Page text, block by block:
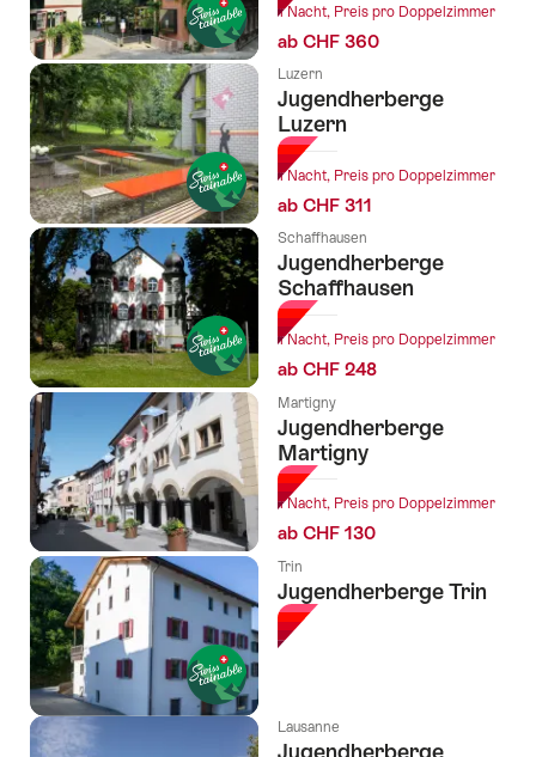
1 Nacht, Preis pro Doppelzimmer
ab CHF 360
Luzern
Jugendherberge
Luzern
1 Nacht, Preis pro Doppelzimmer
ab CHF 311
Schaffhausen
Jugendherberge
Schaffhausen
1 Nacht, Preis pro Doppelzimmer
ab CHF 248
Martigny
Jugendherberge
Martigny
1 Nacht, Preis pro Doppelzimmer
ab CHF 130
Trin
Jugendherberge Trin
Lausanne
Jugendherberge